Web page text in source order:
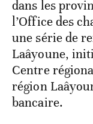
dans les
l’Office des
une série de
Laâyoune,
Centre
région
bancaire.